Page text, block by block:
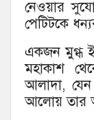
নেওয়ার
পেটিটকে
একজন মুগ্ধ
মহাকাশ
আলাদা, যেন
আলোয় তার